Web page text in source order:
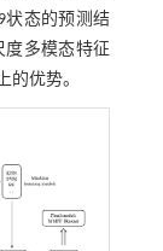
状态的预测结
多模态特征
的优势。